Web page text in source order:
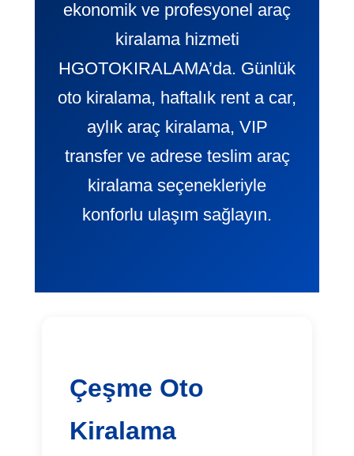
ekonomik ve profesyonel araç
kiralama hizmeti
HGOTOKIRALAMA’da. Günlük
oto kiralama, haftalık rent a car,
aylık araç kiralama, VIP
transfer ve adrese teslim araç
kiralama seçenekleriyle
konforlu ulaşım sağlayın.
Çeşme Oto
Kiralama